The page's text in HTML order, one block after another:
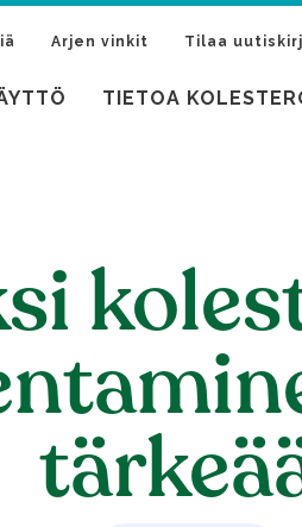
Arjen vinkit Tilaa
TIETOA